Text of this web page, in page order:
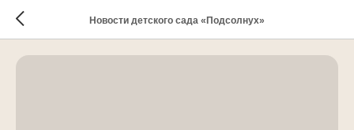
Новости детского сада «Подсолнух»